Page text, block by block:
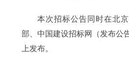
本次招标公告同时在北
部、中国建设招标网（发布公
上发布。